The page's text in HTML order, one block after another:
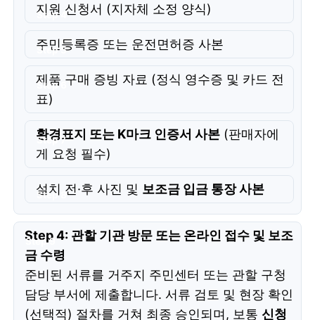
지원 신청서 (지자체 소정 양식)
주민등록증 또는 운전면허증 사본
제품 구매 증빙 자료 (정식 영수증 및 카드 전
표)
환경표지 또는 K마크 인증서 사본 (판매자에
게 요청 필수)
설치 전·후 사진 및 보조금 입금 통장 사본
Step 4: 관할 기관 방문 또는 온라인 접수 및 보조
금 수령
준비된 서류를 거주지 주민센터 또는 관할 구청
담당 부서에 제출합니다. 서류 검토 및 현장 확인
(선택적) 절차를 거쳐 최종 승인되며, 보통 신청